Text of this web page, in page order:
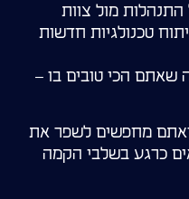
מול צוות
טכנולגיות חדשות
הכי טובים בו –
מחפשים לשפר את
כרגע בשלבי הקמה